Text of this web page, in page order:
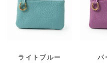
ライトブルー パ